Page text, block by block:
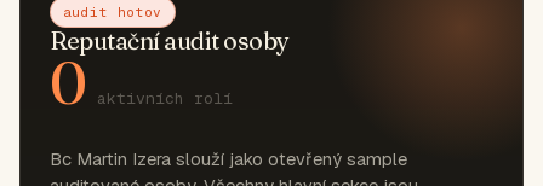
audit hotov
Reputační audit osoby
0 aktivních rolí
Bc Martin Izera slouží jako otevřený sample